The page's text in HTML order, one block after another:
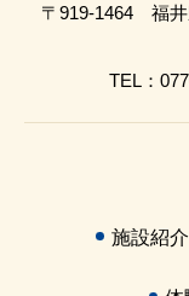
〒919-1464 福井
TEL：
施設紹介